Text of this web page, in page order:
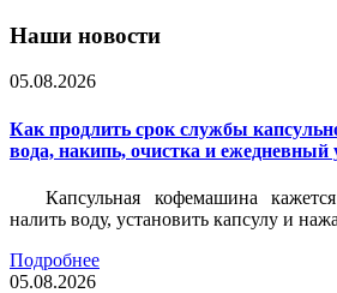
Наши новости
05.08.2026
Как продлить срок службы
вода, накипь, очистка и ежедневный
Капсульная кофемашина
налить воду, установить капсулу и
Подробнее
05.08.2026